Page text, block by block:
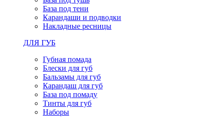
База под тени
Карандаши и подводки
Накладные ресницы
ДЛЯ ГУБ
Губная помада
Блески для губ
Бальзамы для губ
Карандаш для губ
База под помаду
Тинты для губ
Наборы